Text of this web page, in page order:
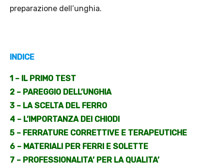
preparazione dell’unghia.
INDICE
1 – IL PRIMO TEST
2 – PAREGGIO DELL’UNGHIA
3 – LA SCELTA DEL FERRO
4 – L’IMPORTANZA DEI CHIODI
5 – FERRATURE CORRETTIVE E TERAPEUTICHE
6 – MATERIALI PER FERRI E SOLETTE
7 – PROFESSIONALITA’ PER LA QUALITA’